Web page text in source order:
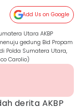
Add Us on Google
Utara AKBP
gedung Bid Propam
Polda Sumatera Utara,
Carolio)
derita AKBP